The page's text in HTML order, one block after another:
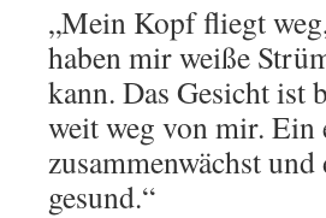
„Mein Kopf fliegt
haben mir weiße
kann. Das Gesicht ist
weit weg von mir.
zusammenwächst
gesund.“